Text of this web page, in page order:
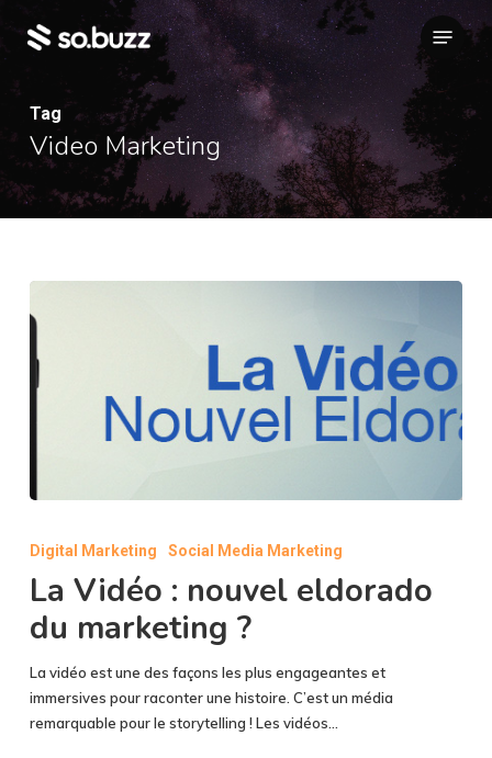
main
Menu
Tag
Video Marketing
:
nouvel
eldorado
du
marketing
Digital Marketing Social Media Marketing
La Vidéo : nouvel eldorado
du marketing ?
La vidéo est une des façons les plus engageantes et
immersives pour raconter une histoire. C’est un média
remarquable pour le storytelling ! Les vidéos…